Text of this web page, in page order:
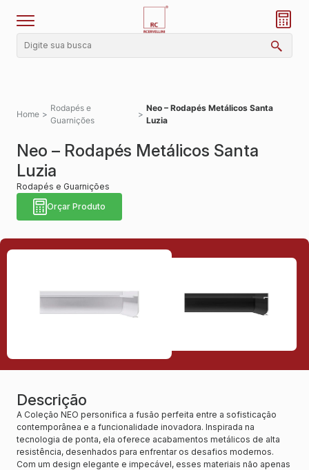
Home >
Rodapés e
Guarnições
>
Neo – Rodapés Metálicos Santa
Luzia
Neo – Rodapés Metálicos Santa
Luzia
Rodapés e Guarnições
Orçar Produto
Descrição
A Coleção NEO personifica a fusão perfeita entre a sofisticação
contemporânea e a funcionalidade inovadora. Inspirada na
tecnologia de ponta, ela oferece acabamentos metálicos de alta
resistência, desenhados para enfrentar os desafios modernos.
Com um design elegante e impecável, esses materiais não apenas